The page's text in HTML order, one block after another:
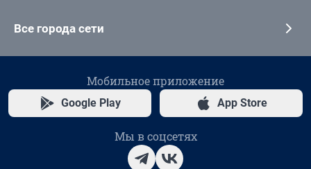
Все города сети
Мобильное приложение
Google Play App Store
Мы в соцсетях